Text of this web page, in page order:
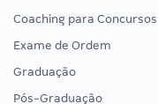
Coaching para Concursos
Exame de Ordem
Graduação
Pós-Graduação